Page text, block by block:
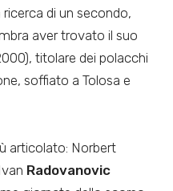
di un secondo,
aver trovato il suo
titolare dei polacchi
soffiato a Tolosa e
articolato: Norbert
Radovanovic